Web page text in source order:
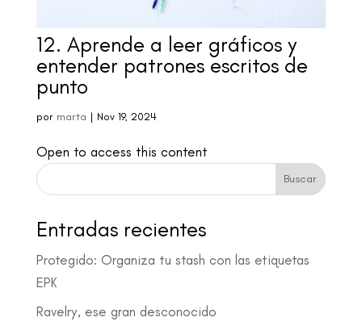
12. Aprende a leer gráficos y
entender patrones escritos de
punto
por marta | Nov 19, 2024
Open to access this content
Buscar
Entradas recientes
Protegido: Organiza tu stash con las etiquetas
EPK
Ravelry, ese gran desconocido